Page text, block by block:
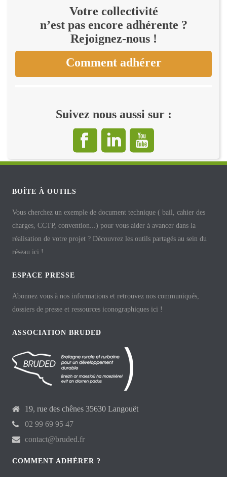
Votre collectivité
n’est pas encore adhérente ?
Rejoignez-nous !
Comment adhérer
Suivez nous aussi sur :
BOÎTE À OUTILS
Vous cherchez un exemple de document technique ( bail, cahier des
charges, CCTP, convention...) pour vous aider à avancer dans la
réalisation de votre projet ? Découvrez les outils partagés au sein du
réseau ici !
ESPACE PRESSE
Abonnez vous à nos informations et retrouvez nos communiqués,
dossiers de presse et ressources iconographiques ici !
ASSOCIATION BRUDED
19, rue des chênes 35630 Langouët
02 99 69 95 47
contact@bruded.fr
COMMENT ADHÉRER ?